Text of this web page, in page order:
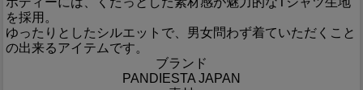
を採用。
ゆったりとしたシルエットで、男女問わず着ていただくこと
の出来るアイテムです。
ブランド
PANDIESTA JAPAN